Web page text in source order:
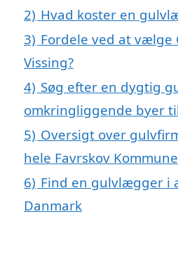
2) Hvad koster en
3) Fordele ved at
Vissing?
4) Søg efter en dygtig
omkringliggende byer
5) Oversigt over
hele Favrskov Kommune
6) Find en gulvlægger i
Danmark